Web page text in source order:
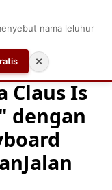
Chord Gitar
Claus Is
dengan
nama leluhur
✕